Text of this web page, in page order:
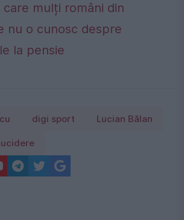
care mulți români din
nu o cunosc despre
la pensie
digi sport Lucian Bălan